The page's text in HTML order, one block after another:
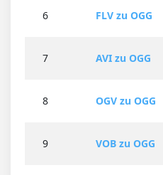
6 FLV zu OGG
7 AVI zu OGG
8 OGV zu OGG
9 VOB zu OGG